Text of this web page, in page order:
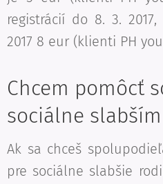
registrácií do 8. 3.
2017 8 eur (klienti PH
Chcem pomôcť
sociálne
Ak sa chceš
pre sociálne slabšie